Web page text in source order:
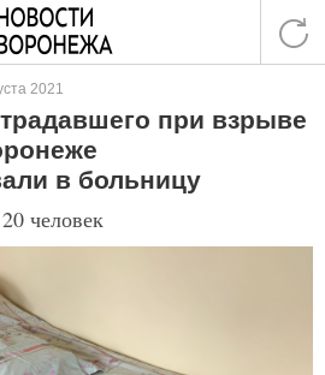
2021
при взрыве
в больницу
человек